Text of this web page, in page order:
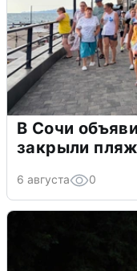
В Сочи
закрыли
6 августа 0